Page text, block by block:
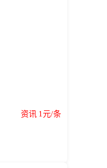
资讯 1元/条